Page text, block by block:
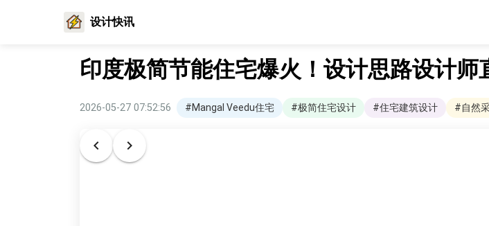
设计快讯
印度极简节能住宅爆火！设计思路设计师
2026-05-27 07:52:56 #Mangal Veedu住宅 #极简住宅设计 #住宅建筑设计 #自然